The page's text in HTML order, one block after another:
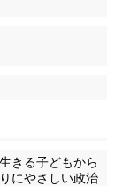
きる子どもから
にやさしい政治